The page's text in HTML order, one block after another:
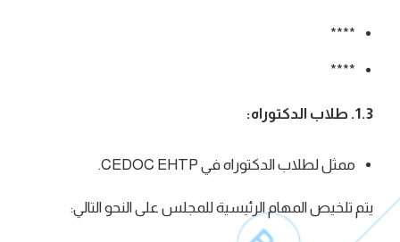
****
****
1.3. طلاب الدكتوراه:
ممثل لطلاب الدكتوراه في CEDOC EHTP.
يتم تلخيص المهام الرئيسية للمجلس على النحو التالي: